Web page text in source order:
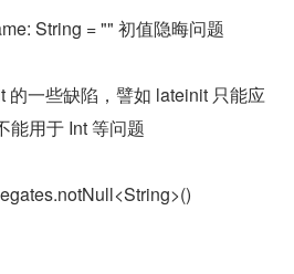
String = "" 初值隐晦问题
的一些缺陷，譬如 lateinit 只能应
能用于 Int 等问题